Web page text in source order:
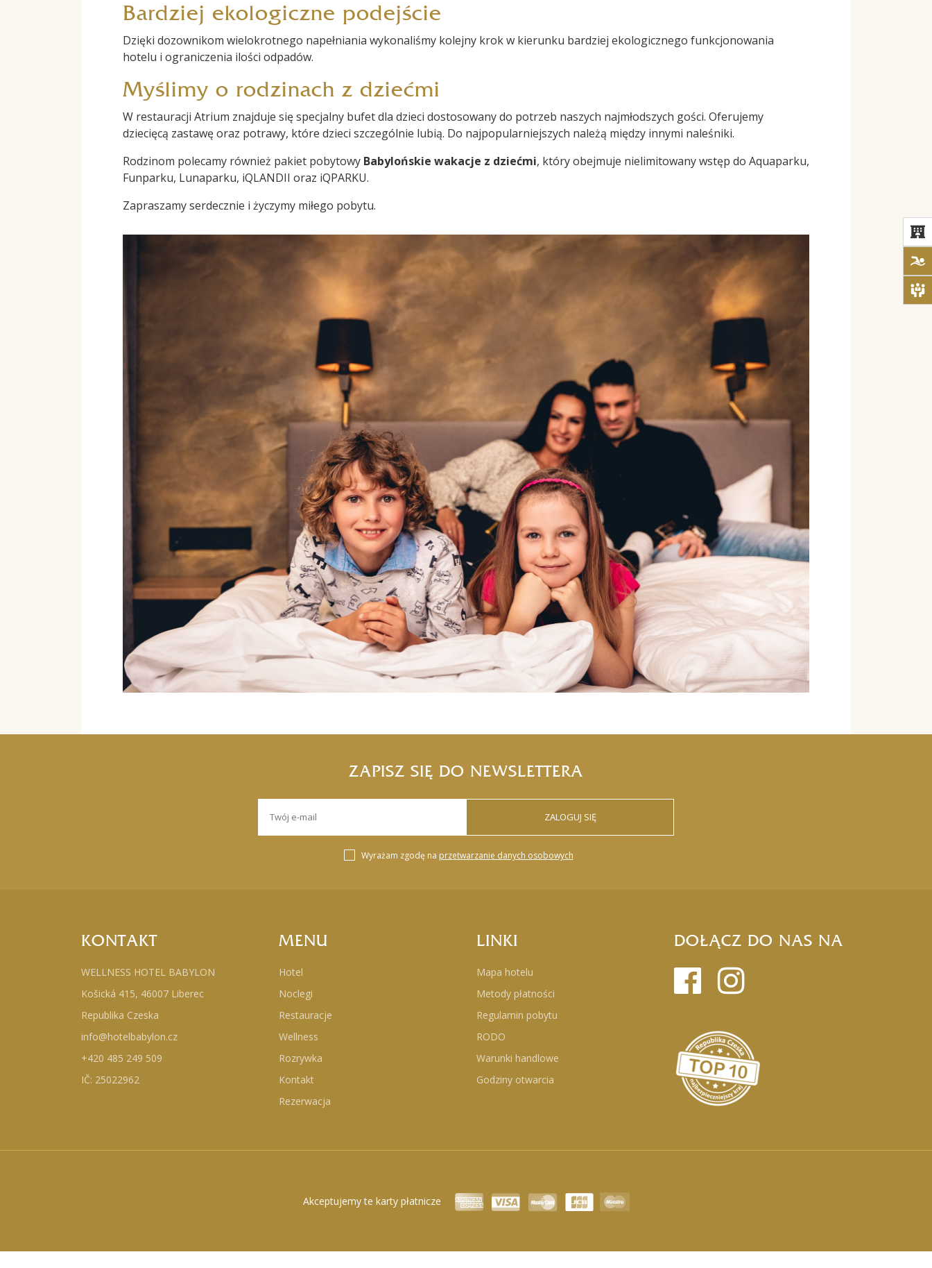
Bardziej ekologiczne podejście
Dzięki dozownikom wielokrotnego napełniania wykonaliśmy kolejny krok w kierunku bardziej ekologicznego funkcjonowania
hotelu i ograniczenia ilości odpadów.
Myślimy o rodzinach z dziećmi
W restauracji Atrium znajduje się specjalny bufet dla dzieci dostosowany do potrzeb naszych najmłodszych gości. Oferujemy
dziecięcą zastawę oraz potrawy, które dzieci szczególnie lubią. Do najpopularniejszych należą między innymi naleśniki.
Rodzinom polecamy również pakiet pobytowy Babylońskie wakacje z dziećmi, który obejmuje nielimitowany wstęp do Aquaparku,
Funparku, Lunaparku, iQLANDII oraz iQPARKU.
Zapraszamy serdecznie i życzymy miłego pobytu.
ZAPISZ SIĘ DO NEWSLETTERA
ZALOGUJ SIĘ
Wyrażam zgodę na przetwarzanie danych osobowych
KONTAKT
WELLNESS HOTEL BABYLON
Košická 415, 46007 Liberec
Republika Czeska
info@hotelbabylon.cz
+420 485 249 509
IČ: 25022962
MENU
Hotel
Noclegi
Restauracje
Wellness
Rozrywka
Kontakt
Rezerwacja
LINKI
Mapa hotelu
Metody płatności
Regulamin pobytu
RODO
Warunki handlowe
Godziny otwarcia
DOŁĄCZ DO NAS NA
Akceptujemy te karty płatnicze